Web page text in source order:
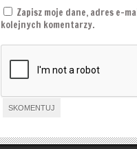
Zapisz moje dane, adres e-
kolejnych komentarzy.